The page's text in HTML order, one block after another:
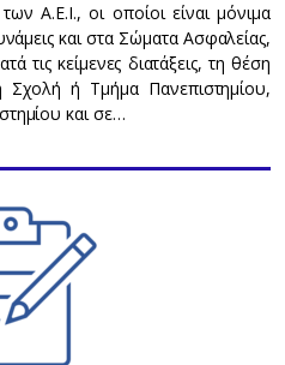
Α.Ε.Ι., οι οποίοι είναι μόνιμα
και στα Σώματα Ασφαλείας,
τις κείμενες διατάξεις, τη θέση
Σχολή ή Τμήμα Πανεπιστημίου,
και σε…